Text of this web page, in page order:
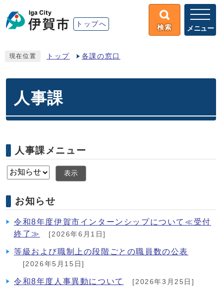
トップへ 検索 メニュー
現在位置 トップ 各課の窓口
人事課
人事課メニュー
表示
お知らせ
令和8年度伊賀市インターンシップについて≪受付
終了≫
[2026年6月1日]
等級および職制上の段階ごとの職員数の公表
[2026年5月15日]
令和8年度人事異動について [2026年3月25日]